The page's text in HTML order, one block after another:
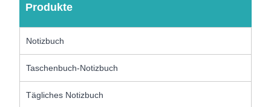
Produkte
Notizbuch
Taschenbuch-Notizbuch
Tägliches Notizbuch